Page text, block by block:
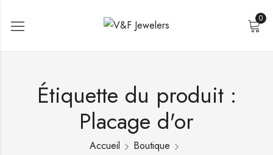
0
Étiquette du produit :
Placage d'or
Accueil
Boutique